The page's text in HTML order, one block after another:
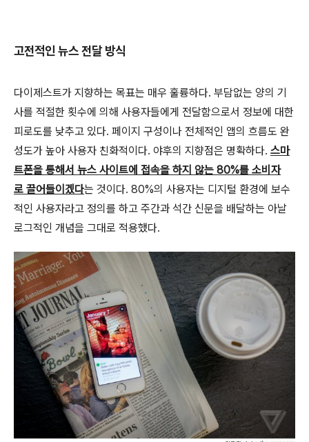
고전적인 뉴스 전달 방식
다이제스트가 지향하는 목표는 매우 훌륭하다. 부담없는 양의 기
사를 적절한 횟수에 의해 사용자들에게 전달함으로서 정보에 대한
피로도를 낮추고 있다. 페이지 구성이나 전체적인 앱의 흐름도 완
성도가 높아 사용자 친화적이다. 야후의 지향점은 명확하다. 스마
트폰을 통해서 뉴스 사이트에 접속을 하지 않는 80%를 소비자
로 끌어들이겠다는 것이다. 80%의 사용자는 디지털 환경에 보수
적인 사용자라고 정의를 하고 주간과 석간 신문을 배달하는 아날
로그적인 개념을 그대로 적용했다.